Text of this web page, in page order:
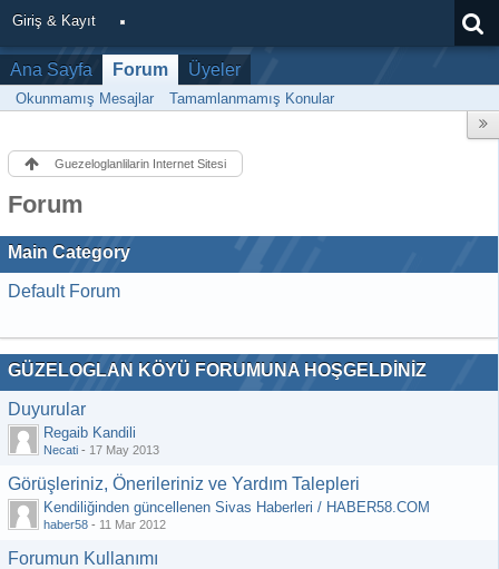
Giriş & Kayıt
Ana Sayfa Forum Üyeler
Okunmamış Mesajlar Tamamlanmamış Konular
Guezeloglanlilarin Internet Sitesi
Forum
Main Category
Default Forum
GÜZELOGLAN KÖYÜ FORUMUNA HOŞGELDİNİZ
Duyurular
Regaib Kandili
Necati - 17 May 2013
Görüşleriniz, Önerileriniz ve Yardım Talepleri
Kendiliğinden güncellenen Sivas Haberleri / HABER58.COM
haber58 - 11 Mar 2012
Forumun Kullanımı